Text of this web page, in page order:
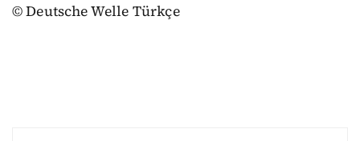
© Deutsche Welle Türkçe